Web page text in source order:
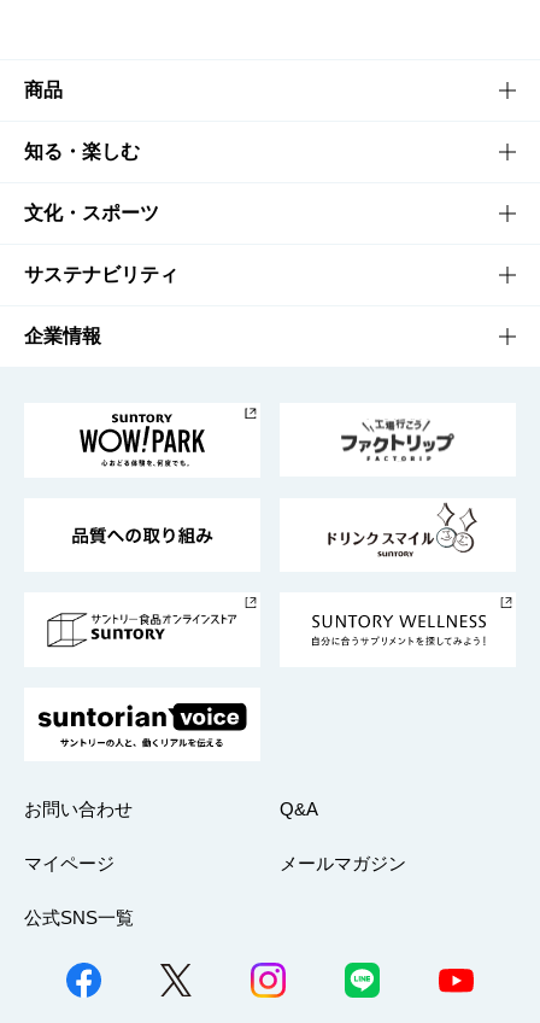
商品
商品TOP
商品一覧
商品発売情報
栄養成分一覧
知る・楽しむ
知る・楽しむTOP
キャンペーン
工場見学
地域情報
文化・スポーツ
文化・スポーツTOP
サントリーホール
サントリーサンバーズ大阪
サステナビリティ
サステナビリティTOP
サントリーが考えるサステナビリティ経営
企業情報
企業概要
採用情報
お問い合わせ Q&A
マイページ メールマガジン
公式SNS一覧